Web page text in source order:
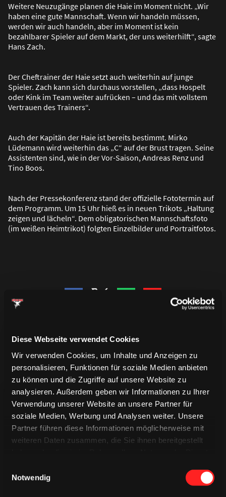
Diese Webseite verwendet Cookies
Wir verwenden Cookies, um Inhalte und Anzeigen zu
personalisieren, Funktionen für soziale Medien anbieten
zu können und die Zugriffe auf unsere Website zu
analysieren. Außerdem geben wir Informationen zu Ihrer
Verwendung unserer Website an unsere Partner für
soziale Medien, Werbung und Analysen weiter. Unsere
Partner führen diese Informationen möglicherweise mit
weiteren Daten zusammen, die Sie ihnen bereitgestellt
Notwendig
Weitere Neuzugänge planen die Haie im Moment nicht. „Wir
haben eine gute Mannschaft. Wenn wir handeln müssen,
werden wir auch handeln, aber im Moment ist kein
bezahlbarer Spieler auf dem Markt, der uns weiterhilft“, sagte
Hans Zach.
Der Cheftrainer der Haie setzt auch weiterhin auf junge
Spieler. Zach kann sich durchaus vorstellen, „dass Hospelt
oder Kink im Team weiter aufrücken – und das mit vollstem
Vertrauen des Trainers“.
Auch der Kapitän der Haie ist bereits bestimmt. Mirko
Lüdemann wird weiterhin das „C“ auf der Brust tragen. Seine
Assistenten sind, wie in der Vor-Saison, Andreas Renz und
Tino Boos.
Nach der Pressekonferenz stand der offizielle Fototermin auf
dem Programm. Um 15 Uhr hießes in neuen Trikots „Haltung
zeigen und lächeln“. Dem obligatorischen Mannschaftsfoto
(im weißen Heimtrikot) folgten Einzelbilder und Portraitfotos.